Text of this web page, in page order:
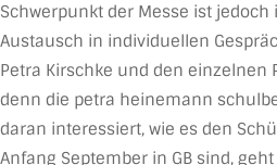
Schwerpunkt der Messe ist
Austausch in individuellen
Petra Kirschke und den einzelnen
denn die petra heinemann
daran interessiert, wie es den
Anfang September in GB sind,